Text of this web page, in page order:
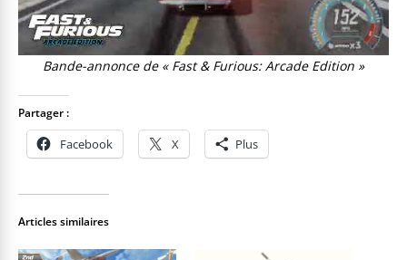
Bande-annonce de « Fast & Furious: Arcade Edition »
Partager :
Facebook X Plus
Articles similaires